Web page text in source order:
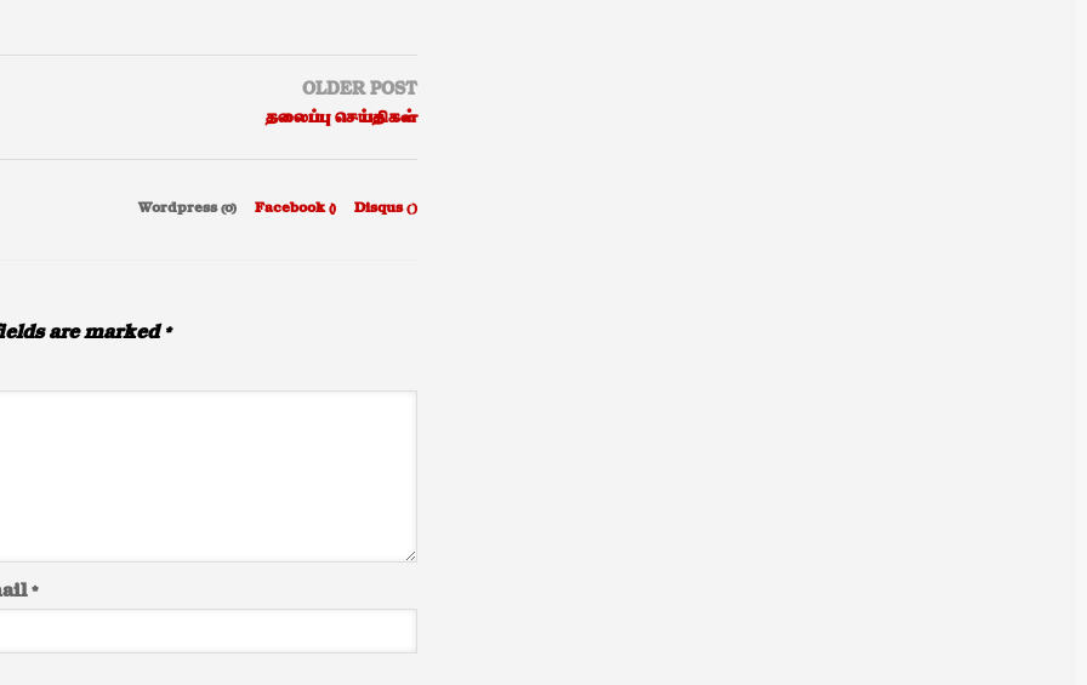
OLDER POST
தலைப்பு செய்திகள்
Wordpress (0) Facebook () Disqus ( )
are marked *
*